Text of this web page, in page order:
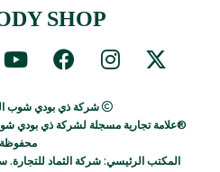
SHOP
شركة ذي بودي شوب
®علامة تجارية مسجلة لشركة ذي بودي
محفوظة
المكتب الرئيسي: شركة الثماد للتجارة. سجل